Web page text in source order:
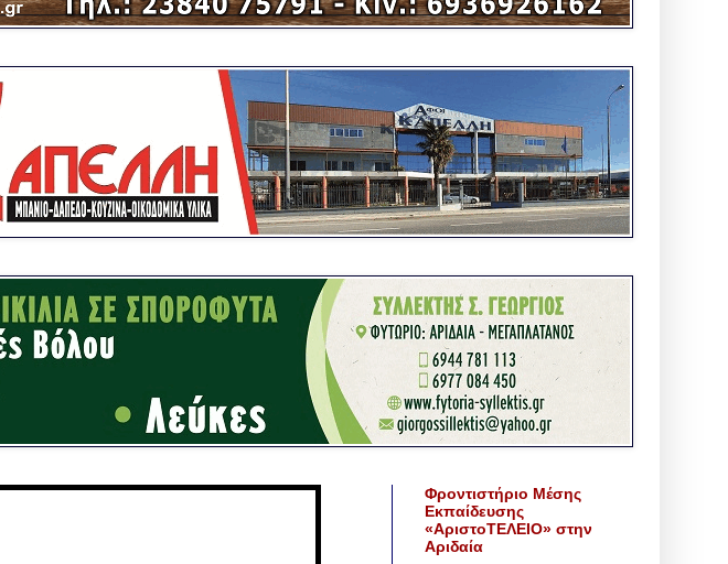
Φροντιστήριο Μέσης
Εκπαίδευσης
«ΑριστοΤΕΛΕΙΟ» στην
Αριδαία